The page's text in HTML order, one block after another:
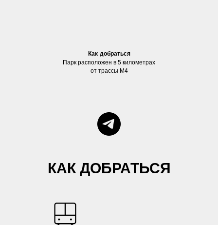
Как добраться
Парк расположен в 5 километрах
от трассы М4
КАК ДОБРАТЬСЯ